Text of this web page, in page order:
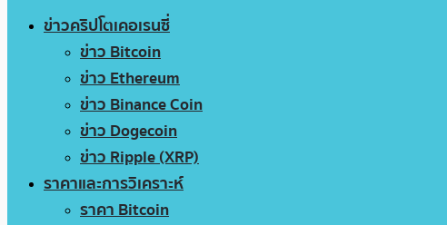
ข่าวคริปโตเคอเรนซี่
ข่าว Bitcoin
ข่าว Ethereum
ข่าว Binance Coin
ข่าว Dogecoin
ข่าว Ripple (XRP)
ราคาและการวิเคราะห์
ราคา Bitcoin